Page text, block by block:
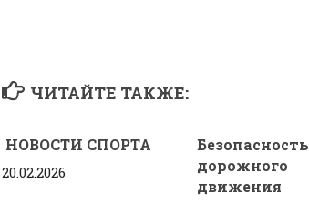
ЧИТАЙТЕ ТАКЖЕ:
НОВОСТИ СПОРТА
20.02.2026
Безопасность
дорожного
движения